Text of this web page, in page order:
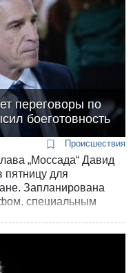
переговоры по
боеготовность
Происшествия
„Моссада“ Давид
для
Запланирована
специальным